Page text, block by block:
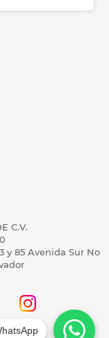
C.V.
y 85 Avenida Sur No